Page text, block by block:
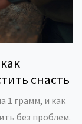
снасть
1 грамм, и как
без проблем.